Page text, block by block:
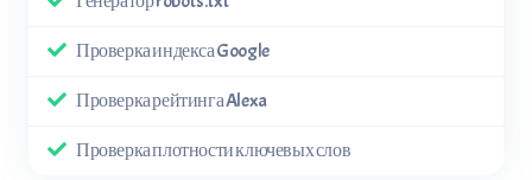
Проверка индекса Google
Проверка рейтинга Alexa
Проверка плотности ключевых слов